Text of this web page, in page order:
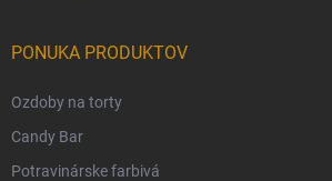
PONUKA PRODUKTOV
Ozdoby na torty
Candy Bar
Potravinárske farbivá